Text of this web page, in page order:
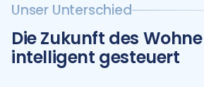
Unser Unterschied
Die Zukunft des
intelligent gesteuert